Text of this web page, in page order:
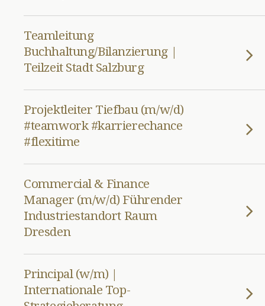
Teamleitung
Buchhaltung/Bilanzierung |
Teilzeit Stadt Salzburg
Projektleiter Tiefbau (m/w/d)
#teamwork #karrierechance
#flexitime
Commercial & Finance
Manager (m/w/d) Führender
Industriestandort Raum
Dresden
Principal (w/m) |
Internationale Top-